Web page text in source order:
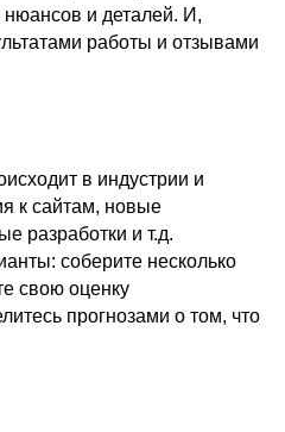
нюансов и деталей. И,
работы и отзывами
в индустрии и
к сайтам, новые
разработки и т.д.
соберите несколько
свою оценку
прогнозами о том, что